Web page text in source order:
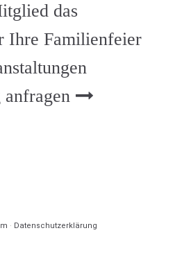
das
Ihre Familienfeier
anfragen
∙ Datenschutzerklärung